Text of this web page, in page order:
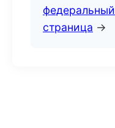
страница →